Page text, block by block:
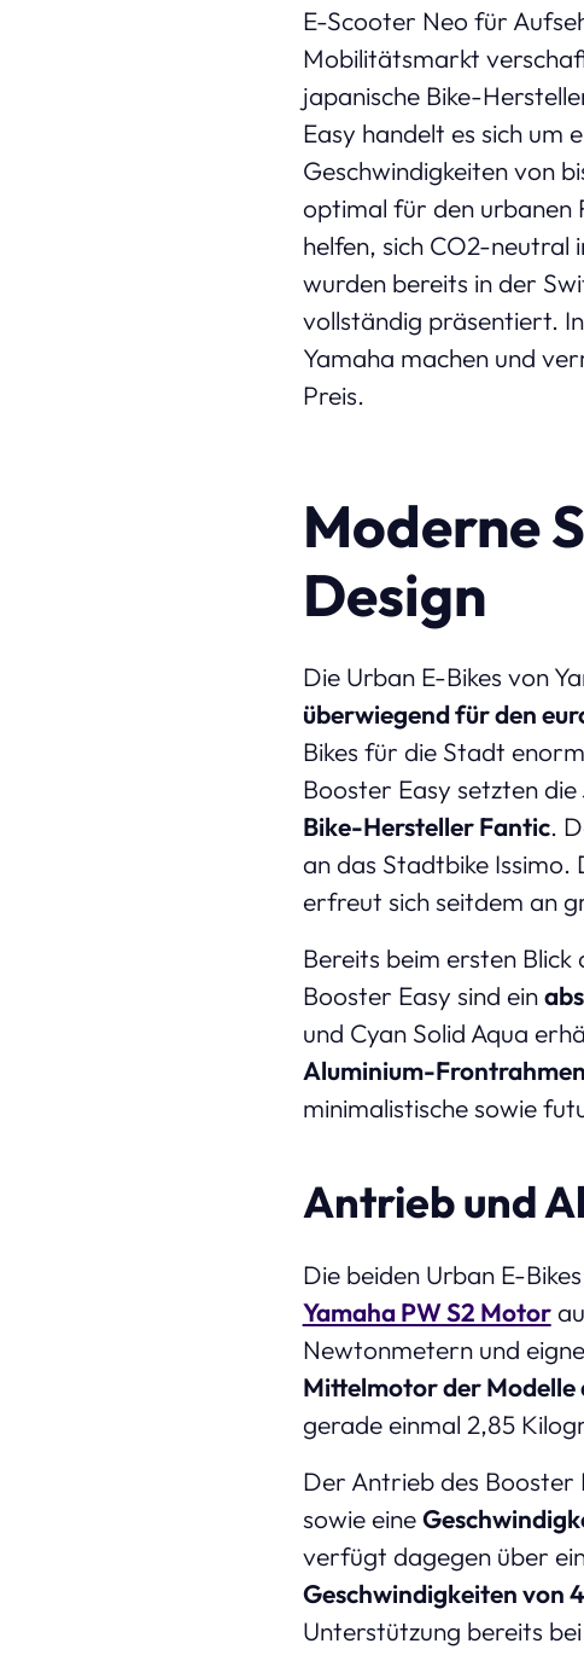
E-Scooter Neo für
Mobilitätsmarkt
japanische Bike-
Easy handelt es sich um
Geschwindigkeiten von
optimal für den urbanen
helfen, sich CO2-neutral
wurden bereits in der
vollständig präsentiert.
Yamaha machen und
Preis.
Moderne
Design
Die Urban E-Bikes von
überwiegend für den
Bikes für die Stadt
Booster Easy setzten
Bike-Hersteller Fantic.
an das Stadtbike
erfreut sich seitdem an
Bereits beim ersten
Booster Easy sind ein
und Cyan Solid Aqua
Aluminium-Frontrahmen
minimalistische sowie
Antrieb und
Die beiden Urban E-
Yamaha PW S2 Motor
Newtonmetern und
Mittelmotor der Modelle
gerade einmal 2,85
Der Antrieb des Booster
sowie eine
verfügt dagegen über
Geschwindigkeiten von
Unterstützung bereits